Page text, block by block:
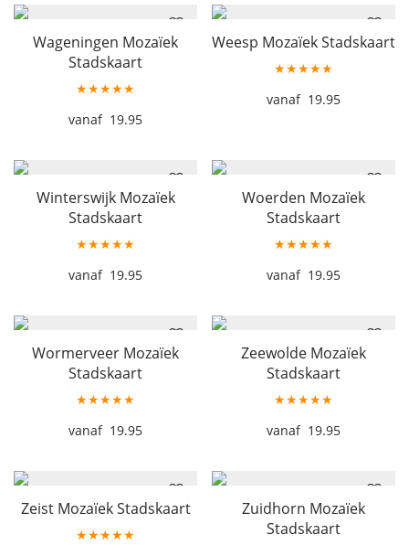
Wageningen Mozaïek
Stadskaart
★★★★★
19.95
Weesp Mozaïek Stadskaart
★★★★★
19.95
Winterswijk Mozaïek
Stadskaart
★★★★★
19.95
Woerden Mozaïek
Stadskaart
★★★★★
19.95
Wormerveer Mozaïek
Stadskaart
★★★★★
19.95
Zeewolde Mozaïek
Stadskaart
★★★★★
19.95
Zeist Mozaïek Stadskaart
★★★★★
Zuidhorn Mozaïek
Stadskaart